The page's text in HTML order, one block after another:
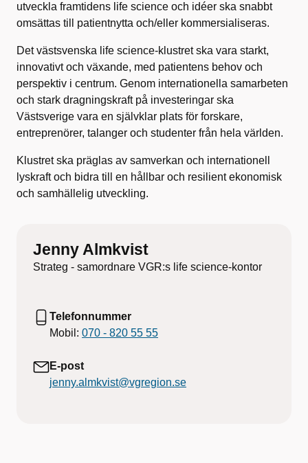
utveckla framtidens life science och idéer ska snabbt
omsättas till patientnytta och/eller kommersialiseras.
Det västsvenska life science-klustret ska vara starkt,
innovativt och växande, med patientens behov och
perspektiv i centrum. Genom internationella samarbeten
och stark dragningskraft på investeringar ska
Västsverige vara en självklar plats för forskare,
entreprenörer, talanger och studenter från hela världen.
Klustret ska präglas av samverkan och internationell
lyskraft och bidra till en hållbar och resilient ekonomisk
och samhällelig utveckling.
Jenny Almkvist
Strateg - samordnare VGR:s life science-kontor
Telefonnummer
Mobil: 070 - 820 55 55
E-post
jenny.almkvist@vgregion.se